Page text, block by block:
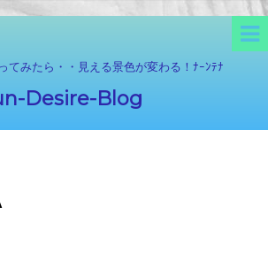
てみたら・・見える景色が変わる！ﾅｰﾝﾃﾅ
Desire-Blog